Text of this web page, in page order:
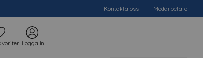
Kontakta oss Medarbetare
Logga In